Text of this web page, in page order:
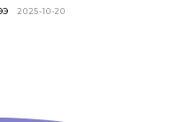
2025-10-20